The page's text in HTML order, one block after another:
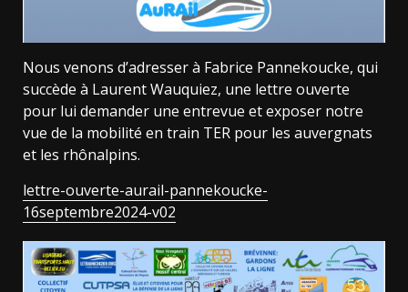
Nous venons d’adresser à Fabrice Pannekoucke, qui
succède à Laurent Wauquiez, une lettre ouverte
pour lui demander une entrevue et exposer notre
vue de la mobilité en train TER pour les auvergnats
et les rhônalpins.
lettre-ouverte-aurail-pannekoucke-
16septembre2024-v02